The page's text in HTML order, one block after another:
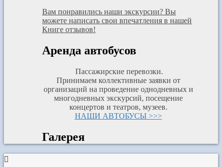
Вам понравились наши экскурсии? Вы
можете написать свои впечатления в нашей
Книге отзывов!
Аренда автобусов
Пассажирские перевозки.
Принимаем коллективные заявки от
организаций на проведение однодневных и
многодневных экскурсий, посещение
концертов и театров, музеев.
НАШИ АВТОБУСЫ >>>
Галерея